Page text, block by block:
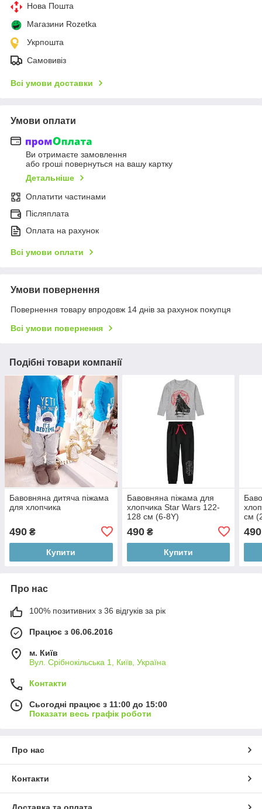
Нова Пошта
Магазини Rozetka
Укрпошта
Самовивіз
Всі умови доставки
Умови оплати
Ви отримаєте замовлення
або гроші повернуться на вашу картку
Детальніше
Оплатити частинами
Післяплата
Оплата на рахунок
Всі умови оплати
Умови повернення
Повернення товару впродовж 14 днів за рахунок покупця
Всі умови повернення
Подібні товари компанії
Бавовняна дитяча піжама
для хлопчика
490 ₴
Купити
Бавовняна піжама для
хлопчика Star Wars 122-
128 см (6-8Y)
490₴
Купити
см
490
Про нас
100% позитивних з 36 відгуків за рік
Працює з 06.06.2016
м. Київ
Вул. Срібнокільська 1, Київ, Україна
Контакти
Сьогодні працює з 11:00 до 15:00
Показати весь графік роботи
Про нас
Контакти